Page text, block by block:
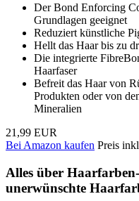
Der Bond Enforcing
Grundlagen geeignet
Reduziert künstliche
Hellt das Haar bis zu
Die integrierte
Haarfaser
Befreit das Haar von
Produkten oder von
Mineralien
21,99 EUR
Bei Amazon kaufen Preis
Alles über
unerwünschte